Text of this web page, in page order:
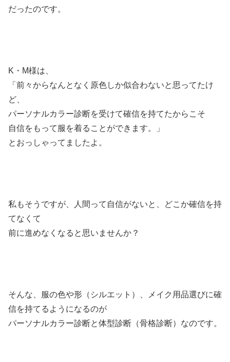
だったのです。
K・M様は、
「前々からなんとなく原色しか似合わないと思ってたけ
ど、
パーソナルカラー診断を受けて確信を持てたからこそ
自信をもって服を着ることができます。」
とおっしゃってましたよ。
私もそうですが、人間って自信がないと、どこか確信を持
てなくて
前に進めなくなると思いませんか？
そんな、服の色や形（シルエット）、メイク用品選びに確
信を持てるようになるのが
パーソナルカラー診断と体型診断（骨格診断）なのです。